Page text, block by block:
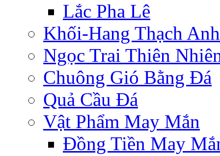
Lắc Pha Lê
Khối-Hang Thạch Anh
Ngọc Trai Thiên
Chuông Gió Bằng Đá
Quả Cầu Đá
Vật Phẩm May Mắn
Đồng Tiền May